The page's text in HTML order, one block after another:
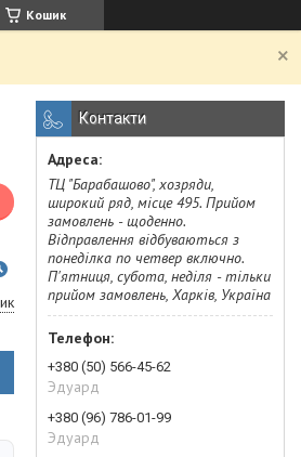
Кошик
Контакти
ТЦ "Барабашово", хозряди,
широкий ряд, місце 495. Прийом
замовлень - щоденно.
Відправлення відбуваються з
понеділка по четвер включно.
П'ятниця, субота, неділя - тільки
прийом замовлень, Харків, Україна
+380 (50) 566-45-62
Эдуард
+380 (96) 786-01-99
Эдуард